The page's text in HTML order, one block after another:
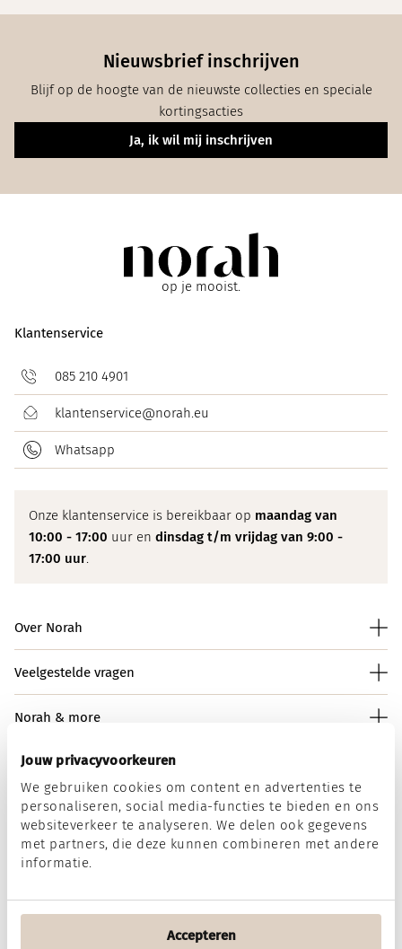
Jouw privacyvoorkeuren
We gebruiken cookies om content en advertenties te
personaliseren, social media-functies te bieden en ons
websiteverkeer te analyseren. We delen ook gegevens
met partners, die deze kunnen combineren met andere
informatie.
Accepteren
Nieuwsbrief inschrijven
Blijf op de hoogte van de nieuwste collecties en speciale
kortingsacties
Ja, ik wil mij inschrijven
op je mooist.
Klantenservice
085 210 4901
klantenservice@norah.eu
Whatsapp
Onze klantenservice is bereikbaar op maandag van
10:00 - 17:00 uur en dinsdag t/m vrijdag van 9:00 -
17:00 uur.
Over Norah
Veelgestelde vragen
Norah & more
Norah op social media